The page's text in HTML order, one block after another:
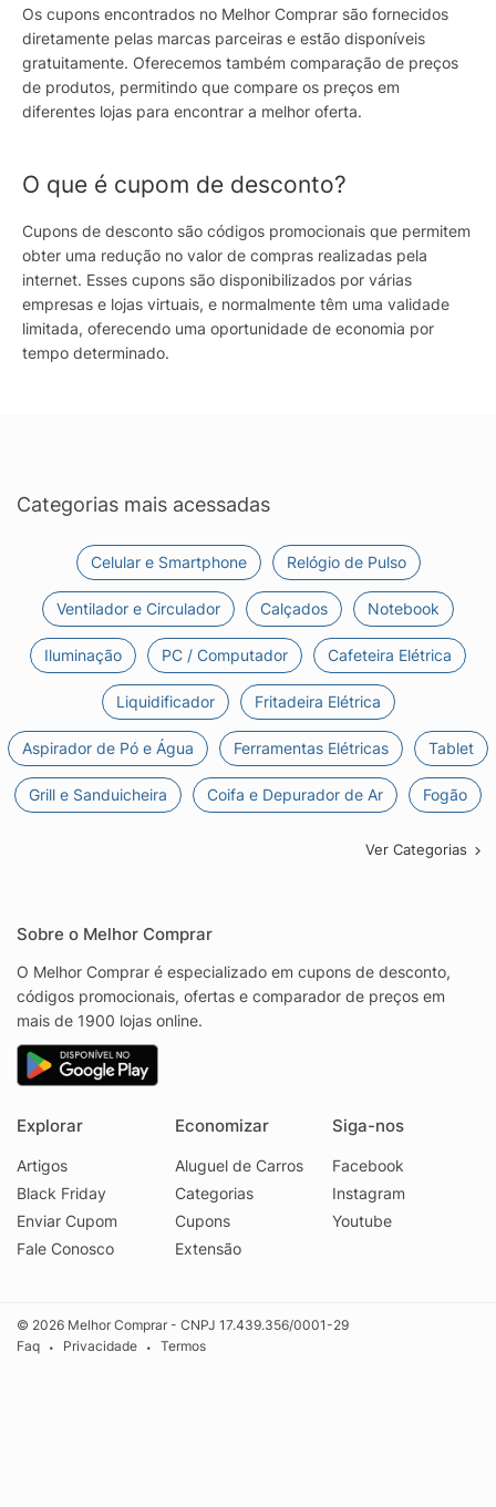
Os cupons encontrados no Melhor Comprar são fornecidos
diretamente pelas marcas parceiras e estão disponíveis
gratuitamente. Oferecemos também comparação de preços
de produtos, permitindo que compare os preços em
diferentes lojas para encontrar a melhor oferta.
O que é cupom de desconto?
Cupons de desconto são códigos promocionais que permitem
obter uma redução no valor de compras realizadas pela
internet. Esses cupons são disponibilizados por várias
empresas e lojas virtuais, e normalmente têm uma validade
limitada, oferecendo uma oportunidade de economia por
tempo determinado.
Categorias mais acessadas
Celular e Smartphone Relógio de Pulso
Ventilador e Circulador Calçados Notebook
Iluminação PC / Computador Cafeteira Elétrica
Liquidificador Fritadeira Elétrica
Aspirador de Pó e Água Ferramentas Elétricas Tablet
Grill e Sanduicheira Coifa e Depurador de Ar Fogão
Ver Categorias
Sobre o Melhor Comprar
O Melhor Comprar é especializado em cupons de desconto,
códigos promocionais, ofertas e comparador de preços em
mais de 1900 lojas online.
Explorar
Artigos
Black Friday
Enviar Cupom
Fale Conosco
Economizar
Aluguel de Carros
Categorias
Cupons
Extensão
Siga-nos
Facebook
Instagram
Youtube
© 2026 Melhor Comprar - CNPJ 17.439.356/0001-29
Faq
• Privacidade • Termos